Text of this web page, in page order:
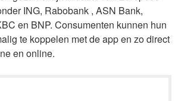
ING, Rabobank , ASN Bank,
en BNP. Consumenten kunnen hun
te koppelen met de app en zo direct
en online.